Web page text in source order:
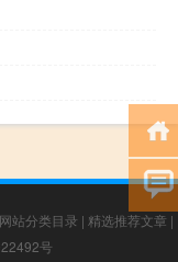
网站分类目录 | 精选推荐文章 |
号